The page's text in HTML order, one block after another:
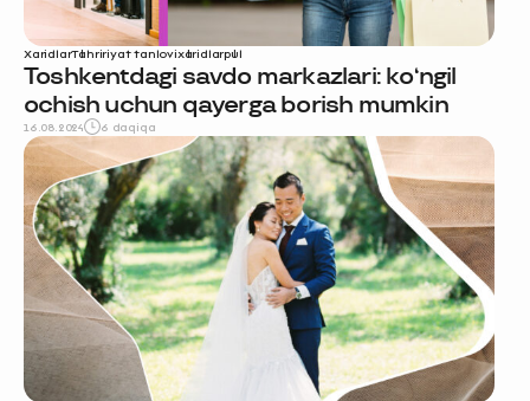
XaridlarTahririyat tanlovixaridlarpul
Toshkentdagi savdo markazlari: ko‘ngil
ochish uchun qayerga borish mumkin
16.08.2024 6 daqiqa